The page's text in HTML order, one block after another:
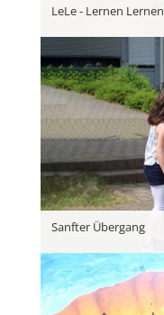
LeLe - Lernen Lernen
Sanfter Übergang